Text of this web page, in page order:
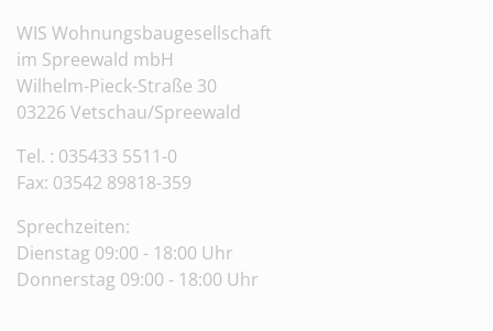
WIS Wohnungsbaugesellschaft
im Spreewald mbH
Wilhelm-Pieck-Straße 30
03226 Vetschau/Spreewald
Tel. : 035433 5511-0
Fax: 03542 89818-359
Sprechzeiten:
Dienstag 09:00 - 18:00 Uhr
Donnerstag 09:00 - 18:00 Uhr